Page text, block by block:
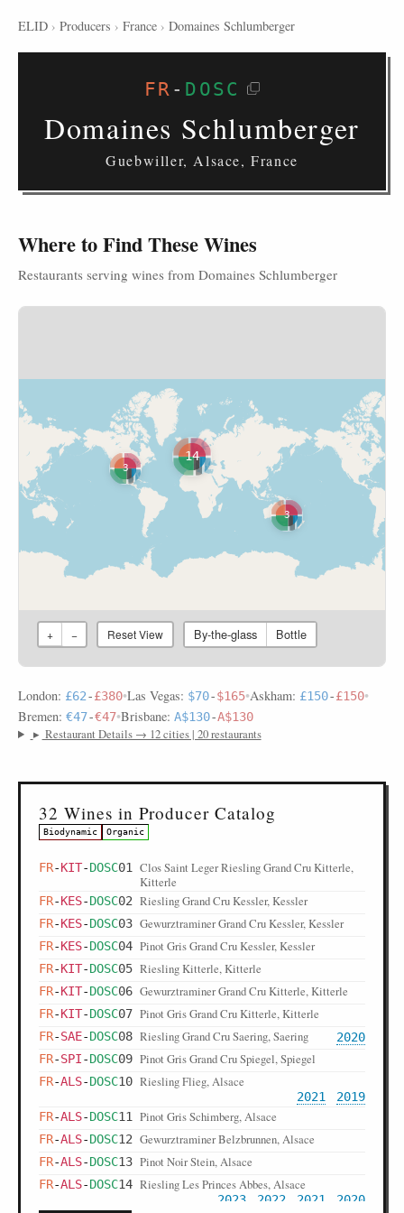
ELID › Producers › France › Domaines Schlumberger
FR - DOSC
Domaines Schlumberger
Guebwiller, Alsace, France
Where to Find These Wines
Restaurants serving wines from Domaines Schlumberger
3
3
14
+ − Reset View By-the-glass Bottle
London: £62-£380•Las Vegas: $70-$165•Askham: £150-£150•
Bremen: €47-€47•Brisbane: A$130-A$130
▸ Restaurant Details → 12 cities | 20 restaurants
32 Wines in Producer Catalog
Biodynamic Organic
FR-KIT-DOSC01
Clos Saint Leger Riesling Grand Cru Kitterle,
Kitterle
FR-KES-DOSC02 Riesling Grand Cru Kessler, Kessler
FR-KES-DOSC03 Gewurztraminer Grand Cru Kessler, Kessler
FR-KES-DOSC04 Pinot Gris Grand Cru Kessler, Kessler
FR-KIT-DOSC05 Riesling Kitterle, Kitterle
FR-KIT-DOSC06 Gewurztraminer Grand Cru Kitterle, Kitterle
FR-KIT-DOSC07 Pinot Gris Grand Cru Kitterle, Kitterle
FR-SAE-DOSC08 Riesling Grand Cru Saering, Saering
2020
FR-SPI-DOSC09 Pinot Gris Grand Cru Spiegel, Spiegel
FR-ALS-DOSC10 Riesling Flieg, Alsace
2021
2019
FR-ALS-DOSC11 Pinot Gris Schimberg, Alsace
FR-ALS-DOSC12 Gewurztraminer Belzbrunnen, Alsace
FR-ALS-DOSC13 Pinot Noir Stein, Alsace
FR-ALS-DOSC14 Riesling Les Princes Abbes, Alsace
2023 2022 2021
2020